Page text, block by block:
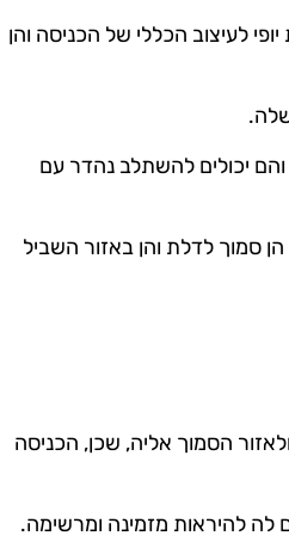
לעיצוב הכללי של הכניסה והן
והם יכולים להשתלב נהדר עם
סמוך לדלת והן באזור השביל
הסמוך אליה, שכן, הכניסה
לה להיראות מזמינה ומרשימה.